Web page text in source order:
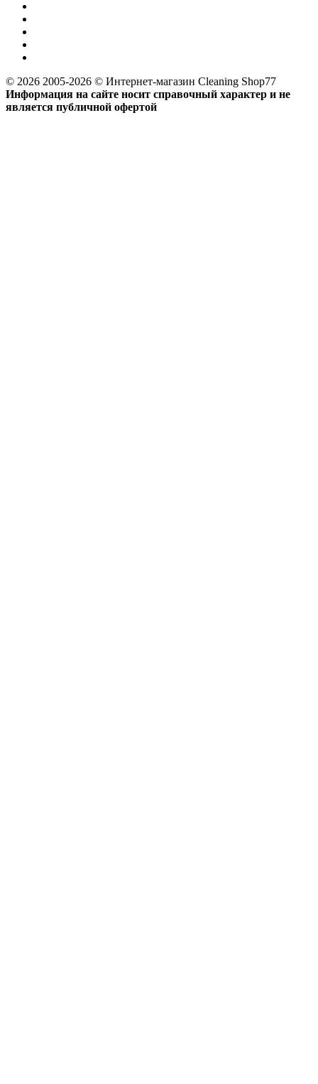
© 2026 2005-2026 © Интернет-магазин Cleaning Shop77
Информация на сайте носит справочный характер и не
является публичной офертой